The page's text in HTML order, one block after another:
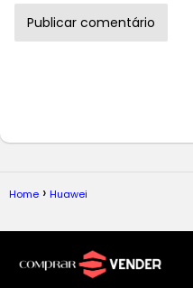
Home Huawei